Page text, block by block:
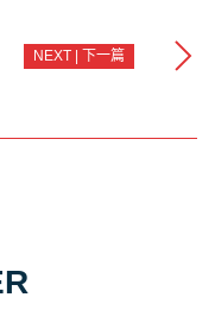
NEXT | 下一篇